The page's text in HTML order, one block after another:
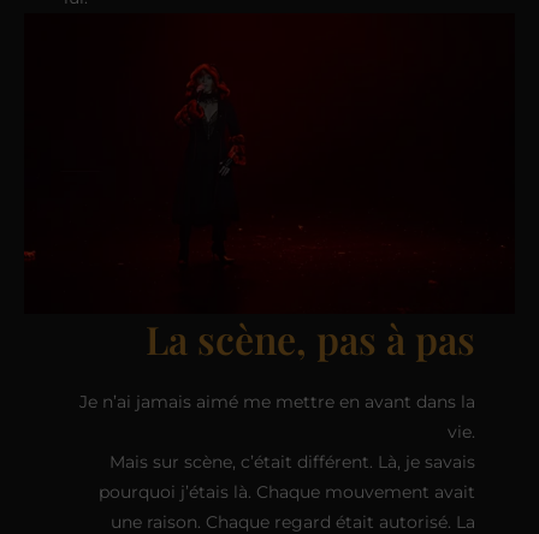
La scène, pas à pas
Je n’ai jamais aimé me mettre en avant dans la
vie.
Mais sur scène, c’était différent. Là, je savais
pourquoi j’étais là. Chaque mouvement avait
une raison. Chaque regard était autorisé. La